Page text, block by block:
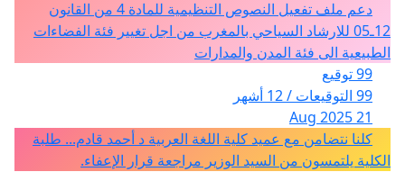
دعم ملف تفعيل النصوص التنظيمية للمادة 4 من القانون
12ـ05 للارشاد السياحي بالمغرب من اجل تغيير فئة الفضاءات
الطبيعية الى فئة المدن والمدارات
99 توقيع
99 التوقيعات / 12 أشهر
21 Aug 2025
كلنا نتضامن مع عميد كلية اللغة العربية د أحمد قادم... طلبة
الكلية يلتمسون من السيد الوزير مراجعة قرار الإعفاء.